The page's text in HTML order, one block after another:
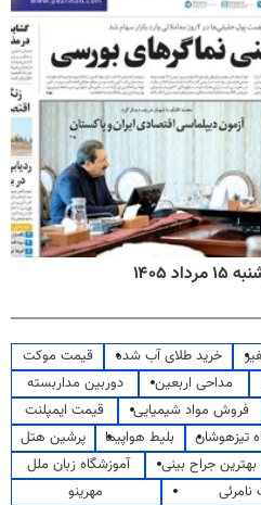
۱۴۰۵
خرید طلای آب شده
قیمت موکت
مداحی اربعین
دوربین مداربسته
فروش مواد شیمیایی
قیمت ایمپلنت
تیزهوشان بلیط هواپیما
پرشین هتل
بهترین جراح بینی
آموزشگاه زبان ملل
مهرینو